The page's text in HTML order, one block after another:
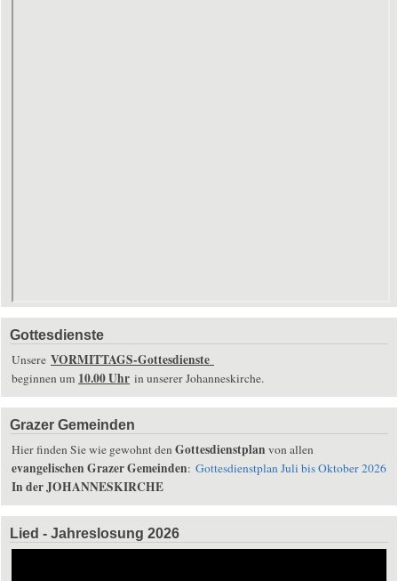
Gottesdienste
Unsere VORMITTAGS-Gottesdienste
beginnen um 10.00 Uhr in unserer Johanneskirche.
Grazer Gemeinden
Hier finden Sie wie gewohnt denGottesdienstplan von allen
evangelischen Grazer Gemeinden: Gottesdienstplan Juli bis Oktober 2026
In der JOHANNESKIRCHE
Lied - Jahreslosung 2026